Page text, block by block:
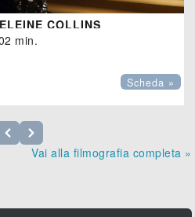
COLLINS
min.
Scheda »
Vai alla filmografia completa »